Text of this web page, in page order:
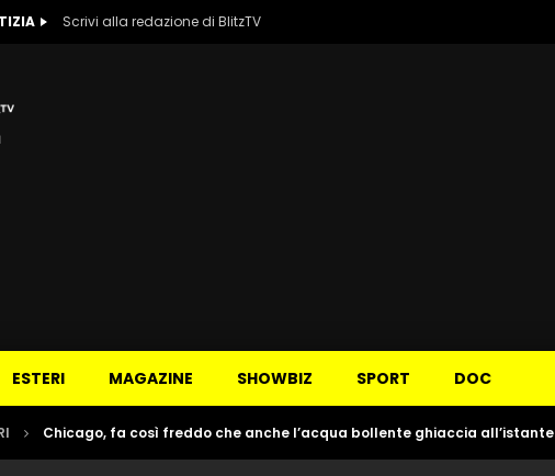
Scrivi alla redazione di BlitzTV
ESTERI MAGAZINE SHOWBIZ SPORT DOC
Chicago, fa così freddo che anche l’acqua bollente ghiaccia all’istante